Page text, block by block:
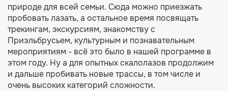
природе для всей семьи. Сюда можно приезжать
пробовать лазать, а остальное время посвящать
трекингам, экскурсиям, знакомству с
Приэльбрусьем, культурным и познавательным
мероприятиям - всё это было в нашей программе в
этом году. Ну а для опытных скалолазов продолжим
и дальше пробивать новые трассы, в том числе и
очень высоких категорий сложности.